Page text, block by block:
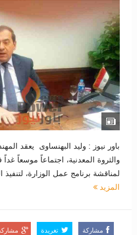
باور نيوز : وليد البهنساوى يعقد
والثروة المعدنية، اجتماعاً موسعاً
لمناقشة برنامج عمل الوزارة،
المزيد
مشاركة تغريدة